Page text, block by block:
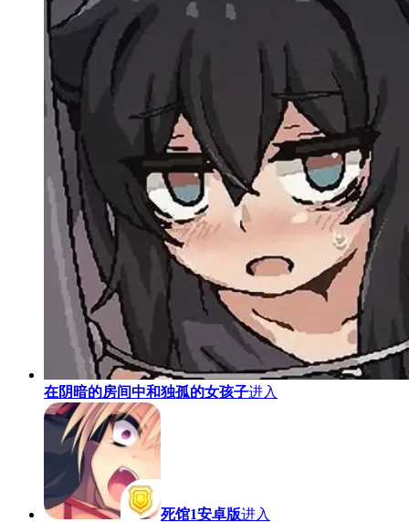
在阴暗的房间中和独孤的女孩子进入
死馆1安卓版进入